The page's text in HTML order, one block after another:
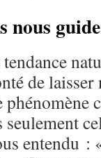
nous
de
entendu :